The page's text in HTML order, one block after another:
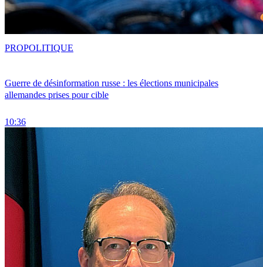
Guerre de désinformation russe : les élections municipales
allemandes prises pour cible
10:36
PROPOLITIQUE